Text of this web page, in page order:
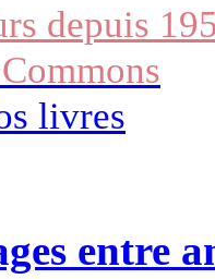
depuis
livres
entre